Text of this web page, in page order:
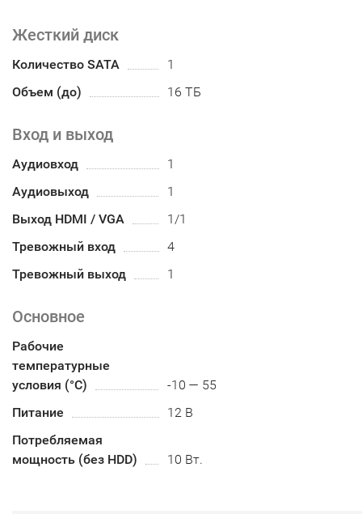
Жесткий диск
Количество SATA
1
Объем (до)
16 ТБ
Вход и выход
Аудиовход
1
Аудиовыход
1
Выход HDMI / VGA
1/1
Тревожный вход
4
Тревожный выход
1
Основное
Рабочие
температурные
условия (°С)
-10 — 55
Питание
12 В
Потребляемая
мощность (без HDD)
10 Вт.